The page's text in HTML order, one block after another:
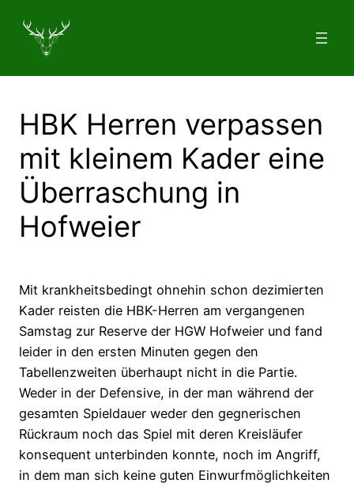
Inhalt
springen
HBK Herren verpassen
mit kleinem Kader eine
Überraschung in
Hofweier
Mit krankheitsbedingt ohnehin schon dezimierten
Kader reisten die HBK-Herren am vergangenen
Samstag zur Reserve der HGW Hofweier und fand
leider in den ersten Minuten gegen den
Tabellenzweiten überhaupt nicht in die Partie.
Weder in der Defensive, in der man während der
gesamten Spieldauer weder den gegnerischen
Rückraum noch das Spiel mit deren Kreisläufer
konsequent unterbinden konnte, noch im Angriff,
in dem man sich keine guten Einwurfmöglichkeiten